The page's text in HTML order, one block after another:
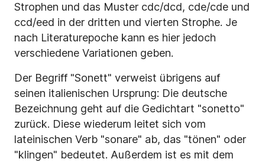
Strophen und das Muster cdc/dcd, cde/cde und
ccd/eed in der dritten und vierten Strophe. Je
nach Literaturepoche kann es hier jedoch
verschiedene Variationen geben.
Der Begriff "Sonett" verweist übrigens auf
seinen italienischen Ursprung: Die deutsche
Bezeichnung geht auf die Gedichtart "sonetto"
zurück. Diese wiederum leitet sich vom
lateinischen Verb "sonare" ab, das "tönen" oder
"klingen" bedeutet. Außerdem ist es mit dem